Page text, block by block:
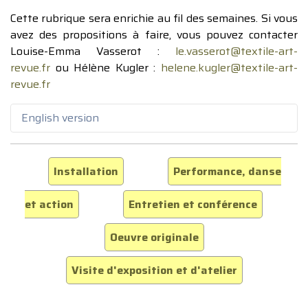
Cette rubrique sera enrichie au fil des semaines. Si vous
avez des propositions à faire, vous pouvez contacter
Louise-Emma Vasserot : le.vasserot@textile-art-
revue.fr ou Hélène Kugler : helene.kugler@textile-art-
revue.fr
English version
Installation
Performance, danse
et action
Entretien et conférence
Oeuvre originale
Visite d'exposition et d'atelier